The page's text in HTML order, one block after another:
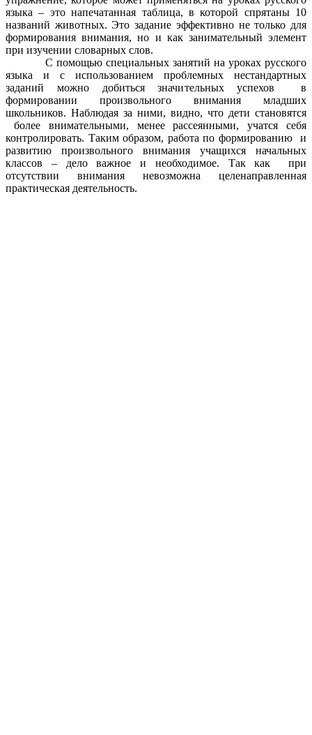
языка – это напечатанная таблица, в которой спрятаны 10
названий животных. Это задание эффективно не только для
формирования внимания, но и как занимательный элемент
при изучении словарных слов.
С помощью специальных занятий на уроках русского
языка и с использованием проблемных нестандартных
заданий можно добиться значительных успехов в
формировании произвольного внимания младших
школьников. Наблюдая за ними, видно, что дети становятся
более внимательными, менее рассеянными, учатся себя
контролировать. Таким образом, работа по формированию и
развитию произвольного внимания учащихся начальных
классов – дело важное и необходимое. Так как при
отсутствии внимания невозможна целенаправленная
практическая деятельность.